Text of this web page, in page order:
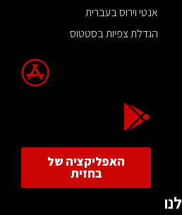
אנטי וירוס בעברית
הגדלת צפיות בסטטוס
האפליקציה של
בחזית